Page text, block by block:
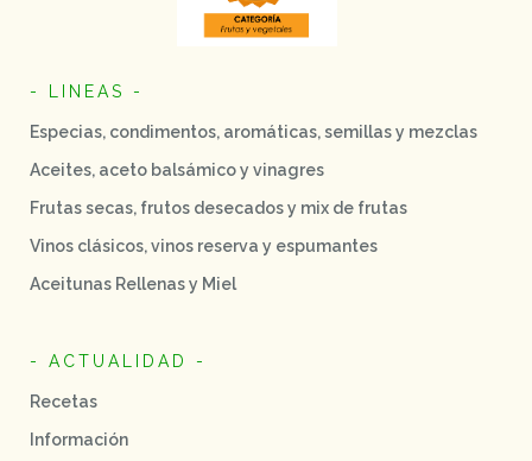
- LINEAS -
Especias, condimentos, aromáticas, semillas y mezclas
Aceites, aceto balsámico y vinagres
Frutas secas, frutos desecados y mix de frutas
Vinos clásicos, vinos reserva y espumantes
Aceitunas Rellenas y Miel
- ACTUALIDAD -
Recetas
Información